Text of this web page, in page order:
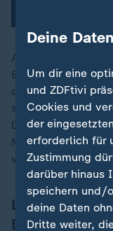
Anfang des Jahres
Bundeswehr
des Jahres wird
schießen", sagt
Drohne gegen
Mit dem gleichen
von Loitering
Deine
Um dir eine
und ZDFtivi
Cookies und
der
erforderlich für
Zustimmung
darüber hinaus
speichern und/
deine Daten
Dritte weiter,